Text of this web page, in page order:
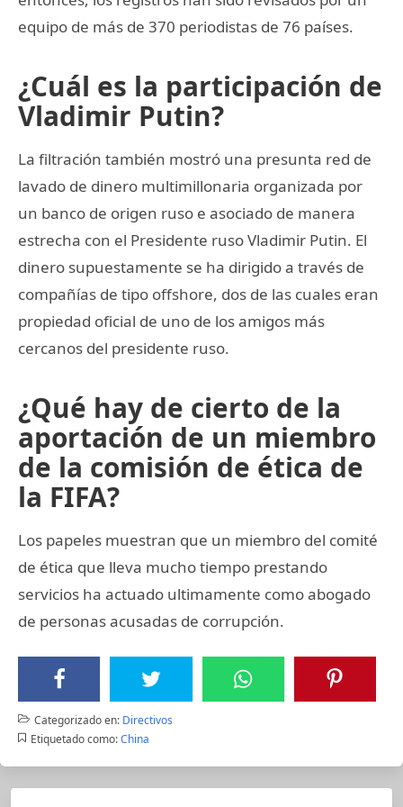
equipo de más de 370 periodistas de 76 países.
¿Cuál es la participación de
Vladimir Putin?
La filtración también mostró una presunta red de
lavado de dinero multimillonaria organizada por
un banco de origen ruso e asociado de manera
estrecha con el Presidente ruso Vladimir Putin. El
dinero supuestamente se ha dirigido a través de
compañías de tipo offshore, dos de las cuales eran
propiedad oficial de uno de los amigos más
cercanos del presidente ruso.
¿Qué hay de cierto de la
aportación de un miembro
de la comisión de ética de
la FIFA?
Los papeles muestran que un miembro del comité
de ética que lleva mucho tiempo prestando
servicios ha actuado ultimamente como abogado
de personas acusadas de corrupción.
Categorizado en: Directivos
Etiquetado como: China